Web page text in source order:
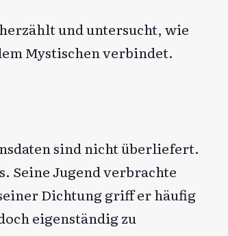
und untersucht, wie
Mystischen verbindet.
sind nicht überliefert.
Seine Jugend verbrachte
Dichtung griff er häufig
eigenständig zu